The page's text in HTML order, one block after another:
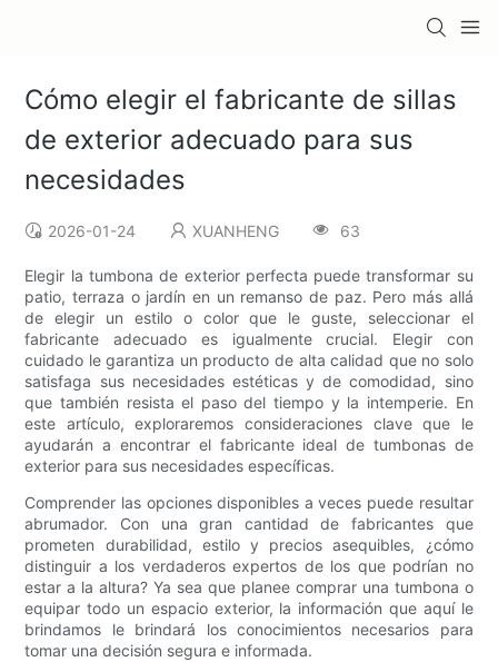
Cómo elegir el fabricante de sillas
de exterior adecuado para sus
necesidades
2026-01-24 XUANHENG 63
Elegir la tumbona de exterior perfecta puede transformar su
patio, terraza o jardín en un remanso de paz. Pero más allá
de elegir un estilo o color que le guste, seleccionar el
fabricante adecuado es igualmente crucial. Elegir con
cuidado le garantiza un producto de alta calidad que no solo
satisfaga sus necesidades estéticas y de comodidad, sino
que también resista el paso del tiempo y la intemperie. En
este artículo, exploraremos consideraciones clave que le
ayudarán a encontrar el fabricante ideal de tumbonas de
exterior para sus necesidades específicas.
Comprender las opciones disponibles a veces puede resultar
abrumador. Con una gran cantidad de fabricantes que
prometen durabilidad, estilo y precios asequibles, ¿cómo
distinguir a los verdaderos expertos de los que podrían no
estar a la altura? Ya sea que planee comprar una tumbona o
equipar todo un espacio exterior, la información que aquí le
brindamos le brindará los conocimientos necesarios para
tomar una decisión segura e informada.